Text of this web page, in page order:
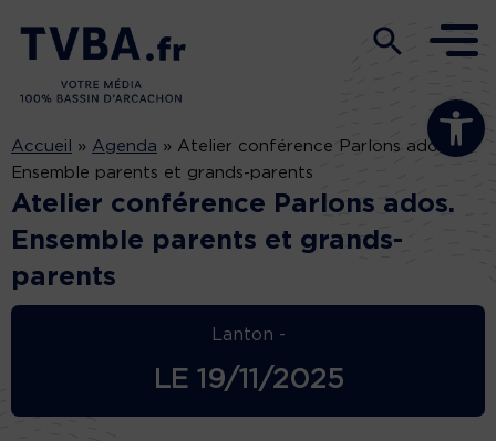
Ouvrir la
Accueil » Agenda » Atelier conférence Parlons ados.
Ensemble parents et grands-parents
Atelier conférence Parlons ados.
Ensemble parents et grands-
parents
Lanton -
LE 19/11/2025